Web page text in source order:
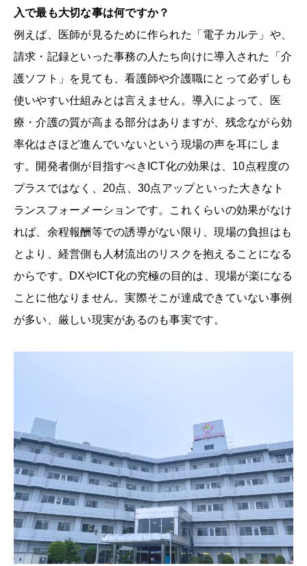
入で最も大切な事は何ですか？
例えば、医師が見るために作られた「電子カルテ」や、
請求・記録といった事務の人たち向けに導入された「介
護ソフト」を見ても、看護師や介護職にとって必ずしも
使いやすい仕組みとは言えません。導入によって、医
療・介護の質が高まる部分はありますが、残念ながら効
率化はさほど進んでいないという現場の声を耳にしま
す。開発者側が目指すべきICT化の効果は、10点程度の
プラスではなく、20点、30点アップといった大きなト
ランスフォーメーションです。これくらいの効果がなけ
れば、余程報酬等での誘導がない限り、現場の負担はも
とより、経営側も人材流出のリスクを抱えることになる
からです。DXやICT化の究極の目的は、現場が楽になる
ことに他なりません。実際そこが達成できていない事例
が多い、厳しい現実があるのも事実です。